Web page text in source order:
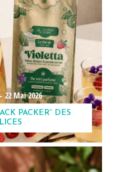
-22 Mai 2026
PACKER” DES